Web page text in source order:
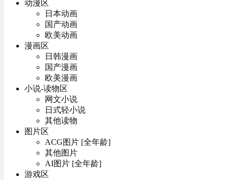
动漫区
日本动画
国产动画
欧美动画
漫画区
日韩漫画
国产漫画
欧美漫画
小说-读物区
网文小说
日式轻小说
其他读物
图片区
ACG图片 [全年龄]
其他图片
AI图片 [全年龄]
游戏区